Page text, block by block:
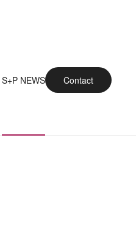
S+P NEWS Contact